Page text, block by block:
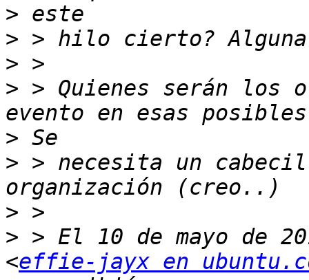
>
>
>
> > Quienes serán los
>
> > necesita un
>
> > El 10 de mayo de
<effie-jayx en